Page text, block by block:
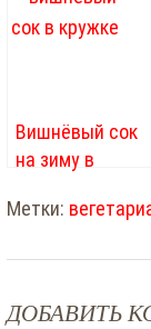
Вишнёвый сок
на зиму в
условиях
Метки:
ДОБАВИТЬ